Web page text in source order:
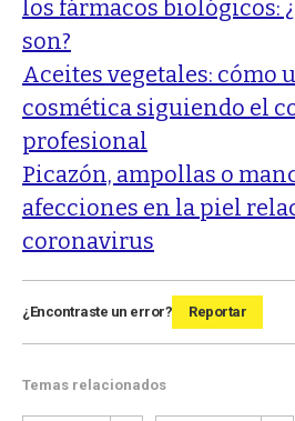
los fármacos biológicos:
son?
Aceites vegetales: cómo
cosmética siguiendo el
profesional
Picazón, ampollas o
afecciones en la piel
coronavirus
¿Encontraste un error? Reportar
Temas relacionados